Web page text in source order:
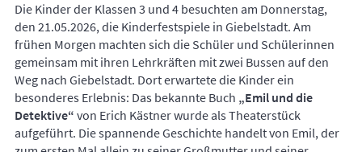
Die Kinder der Klassen 3 und 4 besuchten am Donnerstag,
den 21.05.2026, die Kinderfestspiele in Giebelstadt. Am
frühen Morgen machten sich die Schüler und Schülerinnen
gemeinsam mit ihren Lehrkräften mit zwei Bussen auf den
Weg nach Giebelstadt. Dort erwartete die Kinder ein
besonderes Erlebnis: Das bekannte Buch „Emil und die
Detektive“ von Erich Kästner wurde als Theaterstück
aufgeführt. Die spannende Geschichte handelt von Emil, der